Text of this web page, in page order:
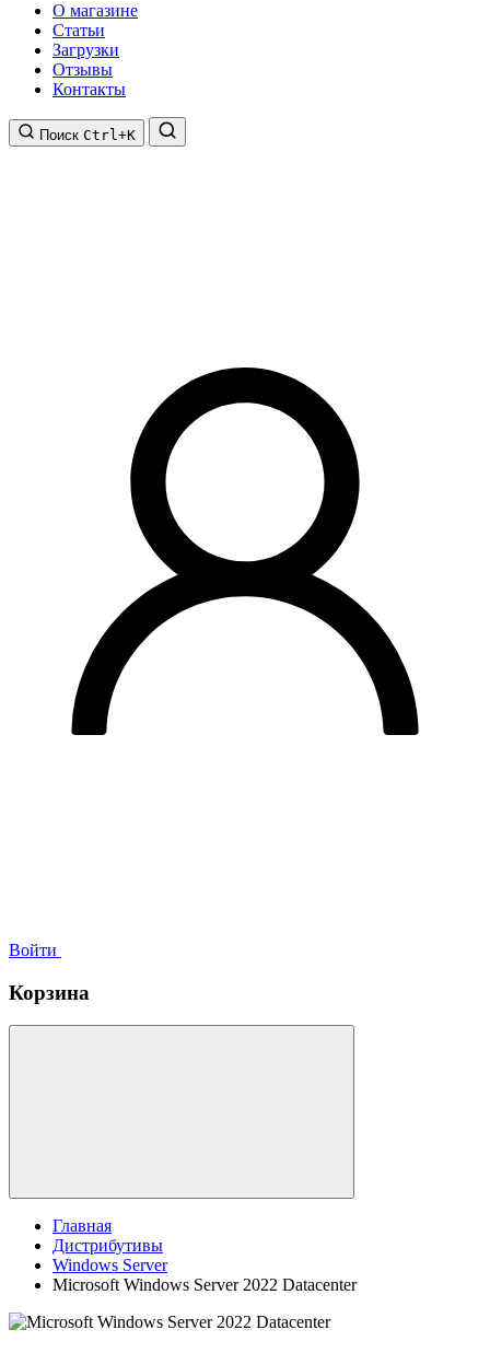
О магазине
Статьи
Загрузки
Отзывы
Контакты
Поиск Ctrl+K
Войти
Корзина
Главная
Дистрибутивы
Windows Server
Microsoft Windows Server 2022 Datacenter